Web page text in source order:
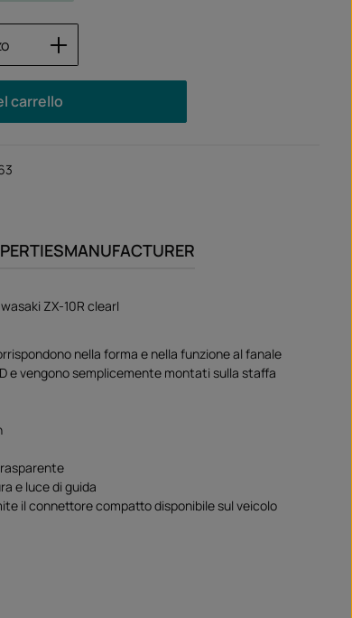
inserisci la quantità
carrello
MANUFACTURER
ZX-10R clearI
nella forma e nella funzione al fanale
e vengono semplicemente montati sulla staffa
e luce di guida
il connettore compatto disponibile sul veicolo